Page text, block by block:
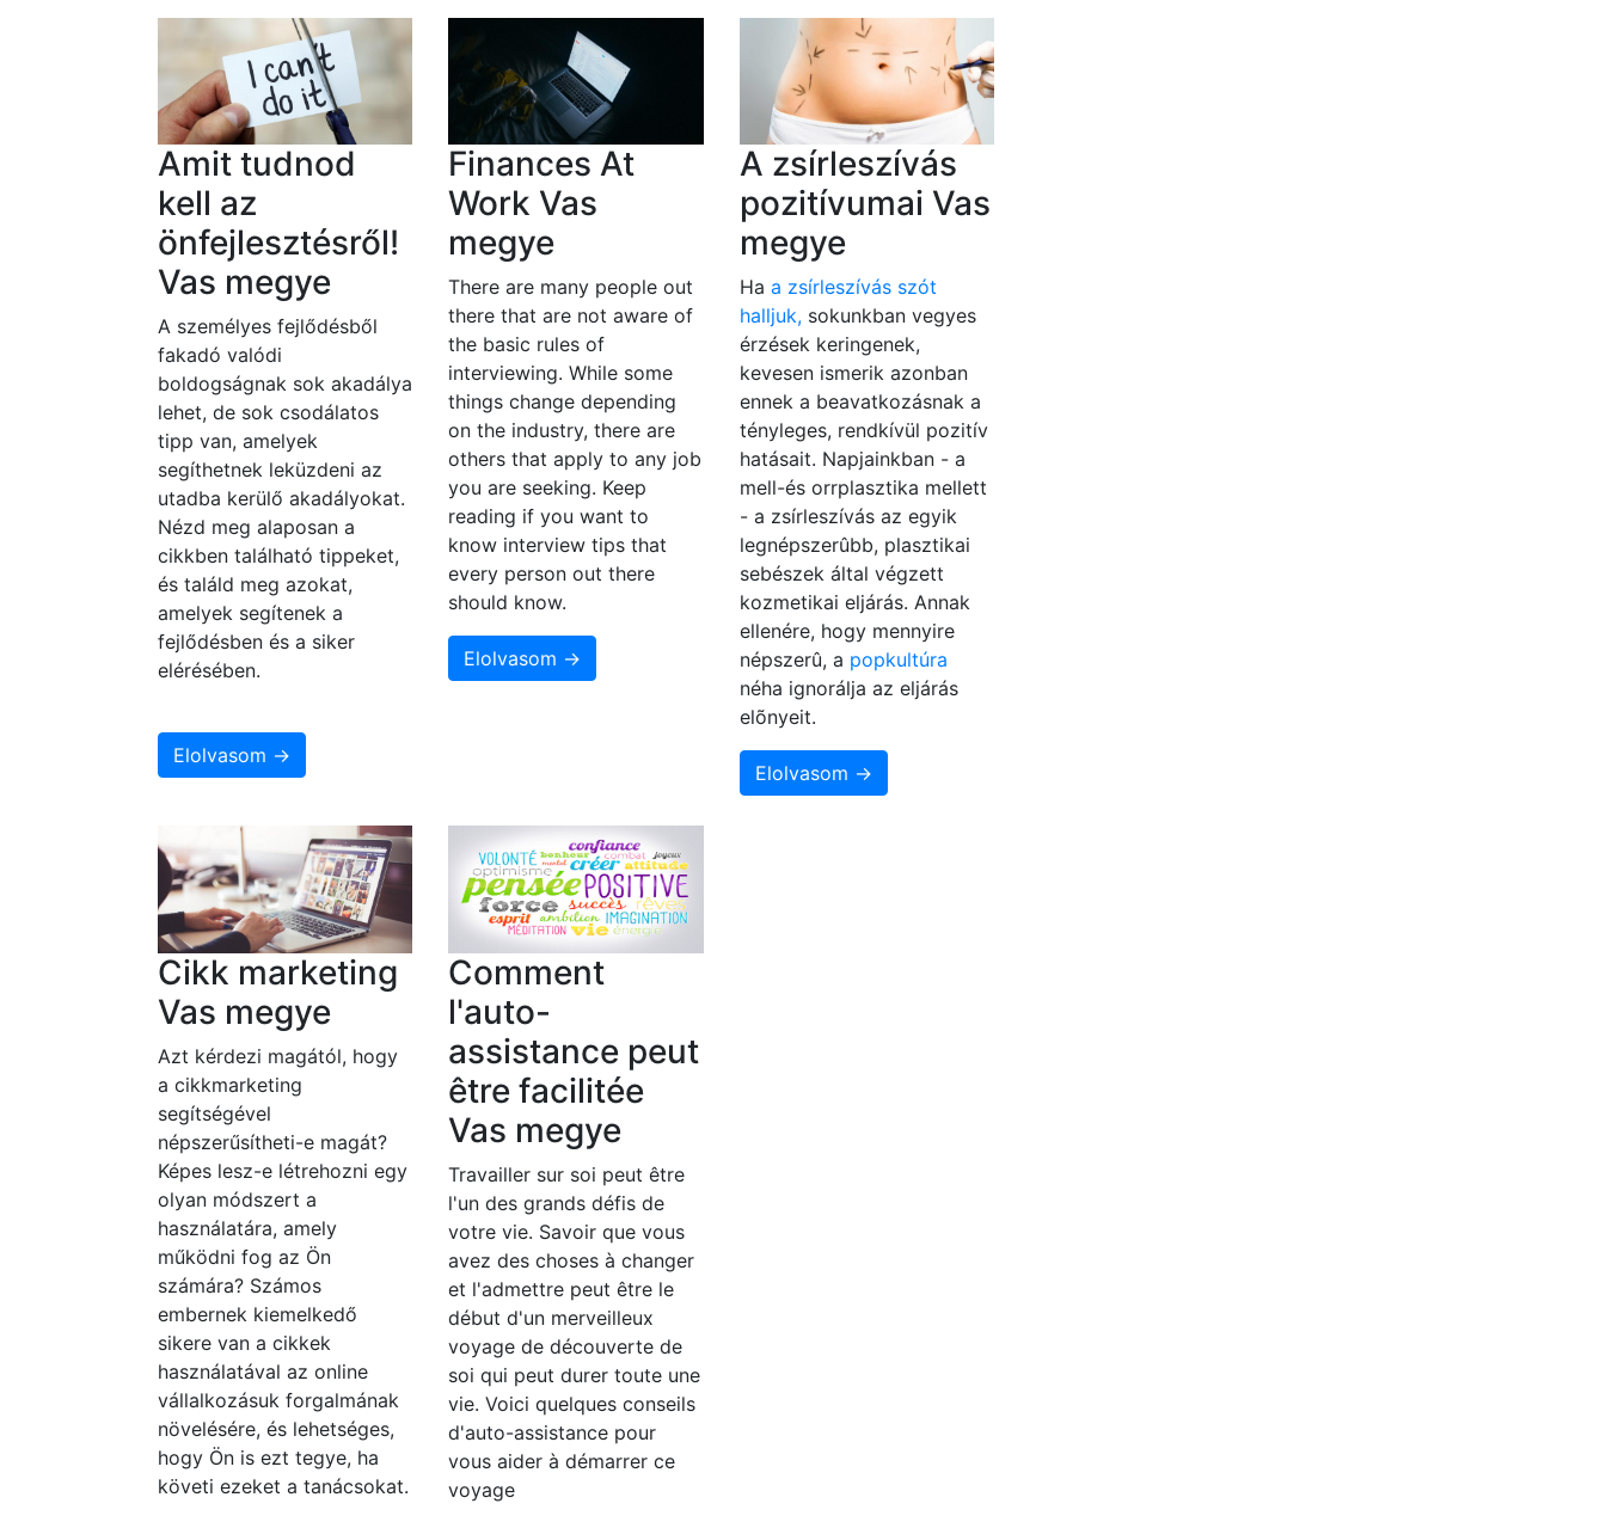
Amit tudnod
kell az
önfejlesztésről!
Vas megye
A személyes fejlődésből
fakadó valódi
boldogságnak sok akadálya
lehet, de sok csodálatos
tipp van, amelyek
segíthetnek leküzdeni az
utadba kerülő akadályokat.
Nézd meg alaposan a
cikkben található tippeket,
és találd meg azokat,
amelyek segítenek a
fejlődésben és a siker
elérésében.
Elolvasom →
Finances At
Work Vas
megye
There are many people out
there that are not aware of
the basic rules of
interviewing. While some
things change depending
on the industry, there are
others that apply to any job
you are seeking. Keep
reading if you want to
know interview tips that
every person out there
should know.
Elolvasom →
A zsírleszívás
pozitívumai Vas
megye
Ha a zsírleszívás szót
halljuk,sokunkban vegyes
érzések keringenek,
kevesen ismerik azonban
ennek a beavatkozásnak a
tényleges, rendkívül pozitív
hatásait. Napjainkban - a
mell-és orrplasztika mellett
- a zsírleszívás az egyik
legnépszerûbb, plasztikai
sebészek által végzett
kozmetikai eljárás. Annak
ellenére, hogy mennyire
népszerû, a popkultúra
néha ignorálja az eljárás
elõnyeit.
Elolvasom →
Cikk marketing
Vas megye
Azt kérdezi magától, hogy
a cikkmarketing
segítségével
népszerűsítheti-e magát?
Képes lesz-e létrehozni egy
olyan módszert a
használatára, amely
működni fog az Ön
számára? Számos
embernek kiemelkedő
sikere van a cikkek
használatával az online
vállalkozásuk forgalmának
növelésére, és lehetséges,
hogy Ön is ezt tegye, ha
követi ezeket a tanácsokat.
Comment
l'auto-
assistance peut
être facilitée
Vas megye
Travailler sur soi peut être
l'un des grands défis de
votre vie. Savoir que vous
avez des choses à changer
et l'admettre peut être le
début d'un merveilleux
voyage de découverte de
soi qui peut durer toute une
vie. Voici quelques conseils
d'auto-assistance pour
vous aider à démarrer ce
voyage